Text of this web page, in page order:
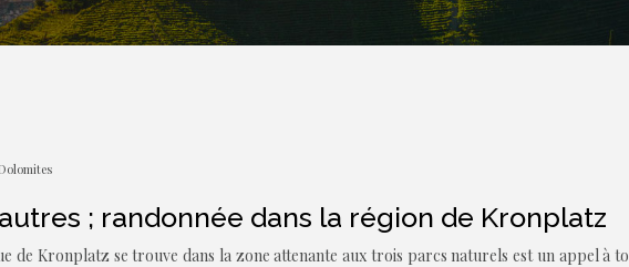
; randonnée dans la région de Kronplatz
de Kronplatz se trouve dans la zone attenante aux trois parcs naturels est un appel à